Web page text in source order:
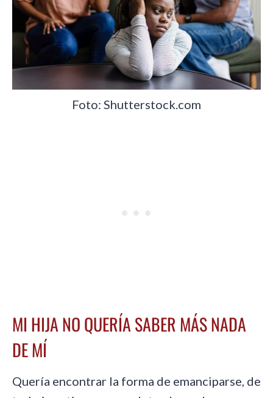
Foto: Shutterstock.com
MI HIJA NO QUERÍA SABER MÁS NADA
DE MÍ
Quería encontrar la forma de emanciparse, de